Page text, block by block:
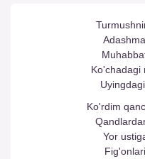
Ko'chadagi
Ko'rdim
Yor